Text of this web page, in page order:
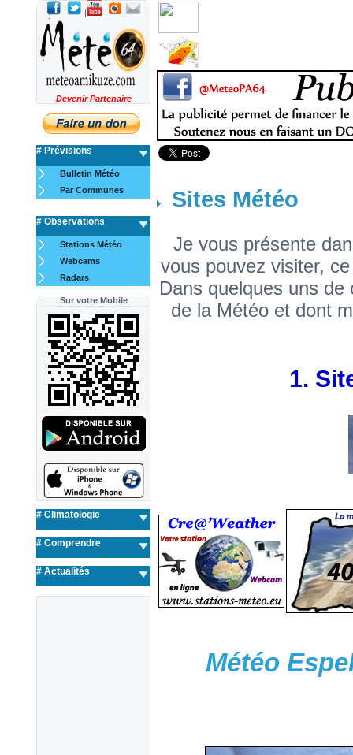
| | | |
Devenir Partenaire
# Prévisions
Bulletin Météo
Par Communes
# Observations
Stations Météo
Webcams
Radars
Sur votre Mobile
# Climatologie
# Comprendre
# Actualités
Sites Météo
Je vous présente
vous pouvez visiter,
Dans quelques uns
de la Météo et dont
1.
Météo